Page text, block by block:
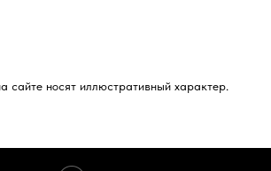
сайте носят иллюстративный характер.